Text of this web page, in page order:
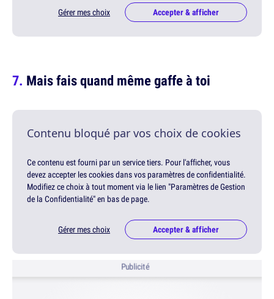
Gérer mes choix Accepter & afficher
Mais fais quand même gaffe à toi
Contenu bloqué par vos choix de cookies
Ce contenu est fourni par un service tiers. Pour l'afficher, vous
devez accepter les cookies dans vos paramètres de confidentialité.
Modifiez ce choix à tout moment via le lien "Paramètres de Gestion
de la Confidentialité" en bas de page.
Gérer mes choix Accepter & afficher
Publicité